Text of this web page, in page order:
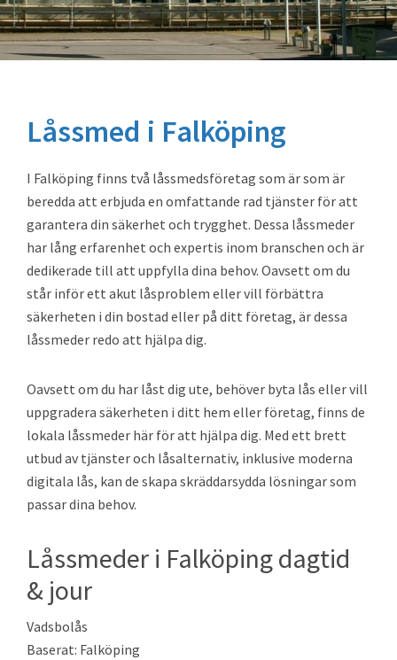
Låssmed i Falköping
I Falköping finns två låssmedsföretag som är som är
beredda att erbjuda en omfattande rad tjänster för att
garantera din säkerhet och trygghet. Dessa låssmeder
har lång erfarenhet och expertis inom branschen och är
dedikerade till att uppfylla dina behov. Oavsett om du
står inför ett akut låsproblem eller vill förbättra
säkerheten i din bostad eller på ditt företag, är dessa
låssmeder redo att hjälpa dig.
Oavsett om du har låst dig ute, behöver byta lås eller vill
uppgradera säkerheten i ditt hem eller företag, finns de
lokala låssmeder här för att hjälpa dig. Med ett brett
utbud av tjänster och låsalternativ, inklusive moderna
digitala lås, kan de skapa skräddarsydda lösningar som
passar dina behov.
Låssmeder i Falköping dagtid
& jour
Vadsbolås
Baserat: Falköping